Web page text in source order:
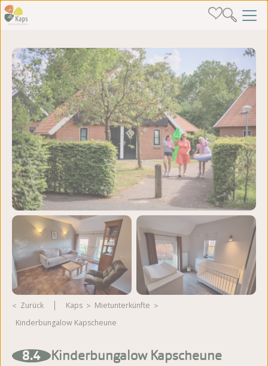
Zurück Kaps
Mietunterkünfte
Kinderbungalow Kapscheune
8.4 Kinderbungalow Kapscheune